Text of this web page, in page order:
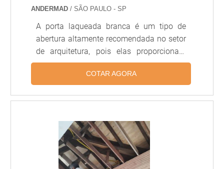
ANDERMAD / SÃO PAULO - SP
A porta laqueada branca é um tipo de
abertura altamente recomendada no setor
de arquitetura, pois elas proporcionam
uma grande leveza, de considerável
amplitude e grande beleza aos mais
laqueadas são feitas em um padrão de
80 x 210 cm, com diferentes opções,
também serem fabricadas em outros
tamanhos. Esses modelos de portas são
majoritariamente usados para ambientes
COTAR AGORA